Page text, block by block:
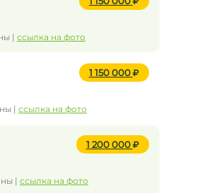
| ссылка на фото
1 150 000
| ссылка на фото
1 200 000
| ссылка на фото